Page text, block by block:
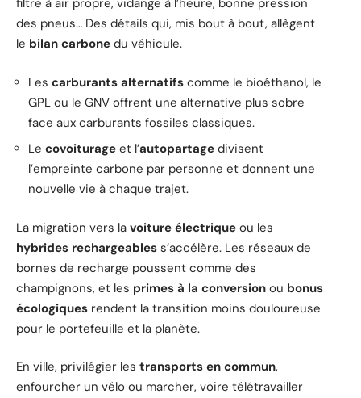
filtre à air propre, vidange à l’heure, bonne pression
des pneus… Des détails qui, mis bout à bout, allègent
le bilan carbone du véhicule.
Les carburants alternatifs comme le bioéthanol, le
GPL ou le GNV offrent une alternative plus sobre
face aux carburants fossiles classiques.
Le covoiturage et l’autopartage divisent
l’empreinte carbone par personne et donnent une
nouvelle vie à chaque trajet.
La migration vers la voiture électrique ou les
hybrides rechargeables s’accélère. Les réseaux de
bornes de recharge poussent comme des
champignons, et les primes à la conversion ou bonus
écologiques rendent la transition moins douloureuse
pour le portefeuille et la planète.
En ville, privilégier les transports en commun,
enfourcher un vélo ou marcher, voire télétravailler